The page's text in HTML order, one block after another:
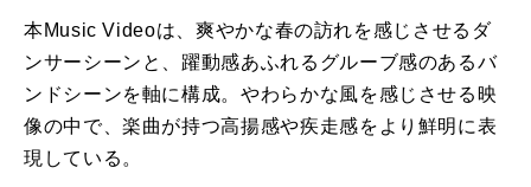
本Music Videoは、爽やかな春の訪れを感じさせるダ
ンサーシーンと、躍動感あふれるグルーブ感のあるバ
ンドシーンを軸に構成。やわらかな風を感じさせる映
像の中で、楽曲が持つ高揚感や疾走感をより鮮明に表
現している。